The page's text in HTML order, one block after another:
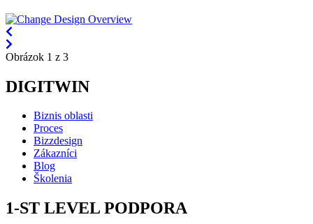
Obrázok 1 z 3
DIGITWIN
Biznis oblasti
Proces
Bizzdesign
Zákazníci
Blog
Školenia
1-ST LEVEL PODPORA